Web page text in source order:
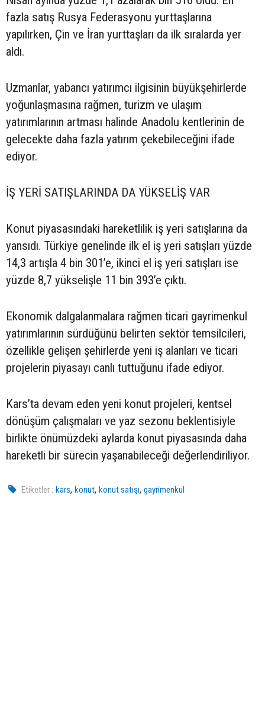
fazla satış Rusya Federasyonu yurttaşlarına
yapılırken, Çin ve İran yurttaşları da ilk sıralarda yer
aldı.
Uzmanlar, yabancı yatırımcı ilgisinin büyükşehirlerde
yoğunlaşmasına rağmen, turizm ve ulaşım
yatırımlarının artması halinde Anadolu kentlerinin de
gelecekte daha fazla yatırım çekebileceğini ifade
ediyor.
İŞ YERİ SATIŞLARINDA DA YÜKSELİŞ VAR
Konut piyasasındaki hareketlilik iş yeri satışlarına da
yansıdı. Türkiye genelinde ilk el iş yeri satışları yüzde
14,3 artışla 4 bin 301’e, ikinci el iş yeri satışları ise
yüzde 8,7 yükselişle 11 bin 393’e çıktı.
Ekonomik dalgalanmalara rağmen ticari gayrimenkul
yatırımlarının sürdüğünü belirten sektör temsilcileri,
özellikle gelişen şehirlerde yeni iş alanları ve ticari
projelerin piyasayı canlı tuttuğunu ifade ediyor.
Kars’ta devam eden yeni konut projeleri, kentsel
dönüşüm çalışmaları ve yaz sezonu beklentisiyle
birlikte önümüzdeki aylarda konut piyasasında daha
hareketli bir sürecin yaşanabileceği değerlendiriliyor.
Etiketler : kars,konut,konut satışı,gayrimenkul